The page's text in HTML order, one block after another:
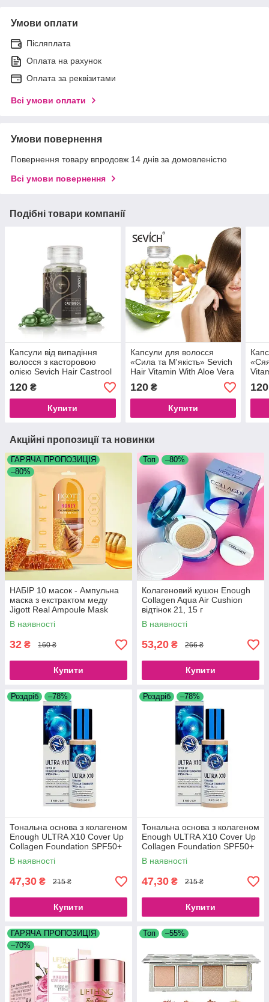
Умови оплати
Післяплата
Оплата на рахунок
Оплата за реквізитами
Всі умови оплати
Умови повернення
Повернення товару впродовж 14 днів за домовленістю
Всі умови повернення
Подібні товари компанії
Капсули від випадіння
волосся з касторовою
олією Sevich Hair Castrool
Oil, 30 капсул
120 ₴
Купити
Капсули для волосся
«Сила та М'якість» Sevich
Hair Vitamin With Aloe Vera
Oil, 30 капсул
120₴
Купити
120
Акційні пропозиції та новинки
ГАРЯЧА ПРОПОЗИЦІЯ
–80%
НАБІР 10 масок - Ампульна
маска з екстрактом меду
Jigott Real Ampoule Mask
Honey, 10 шт.*27 мл.
В наявності
32 ₴ 160 ₴
Купити
Топ –80%
Колагеновий кушон Enough
Collagen Aqua Air Cushion
відтінок 21, 15 г
В наявності
53,20 ₴ 266 ₴
Купити
Роздріб –78%
Тональна основа з колагеном
Enough ULTRA X10 Cover Up
Collagen Foundation SPF50+
PA+++ No13 (100 g)
В наявності
47,30 ₴ 215 ₴
Купити
Роздріб –78%
Тональна основа з колагеном
Enough ULTRA X10 Cover Up
Collagen Foundation SPF50+
PA+++ No21 (100 g)
В наявності
47,30 ₴ 215 ₴
Купити
ГАРЯЧА ПРОПОЗИЦІЯ
–70%
Топ –55%